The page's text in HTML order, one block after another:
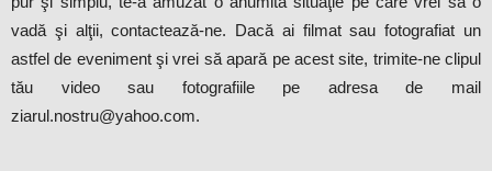
vadă şi alţii, contactează-ne. Dacă ai filmat sau fotografiat un
astfel de eveniment şi vrei să apară pe acest site, trimite-ne clipul
tău video sau fotografiile pe adresa de mail
ziarul.nostru@yahoo.com.